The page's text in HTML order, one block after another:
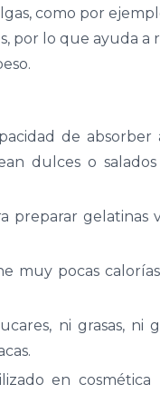
como por
por lo que ayuda
de
dulces o
preparar gelatinas
muy pocas
ni grasas,
en